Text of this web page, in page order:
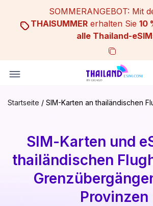
content
SOMMERANGEBOT: Mit
THAISUMMERerhalten Sie 10
alle Thailand-
Startseite / SIM-Karten an thailändischen
SIM-Karten und
thailändischen
Provinzen